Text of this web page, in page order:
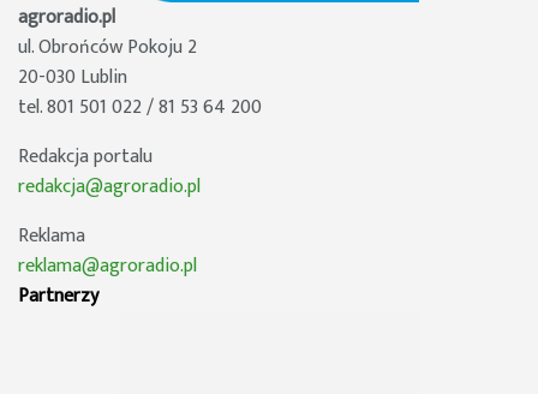
agroradio.pl
ul. Obrońców Pokoju 2
20-030 Lublin
tel. 801 501 022 / 81 53 64 200
Redakcja portalu
redakcja@agroradio.pl
Reklama
reklama@agroradio.pl
Partnerzy